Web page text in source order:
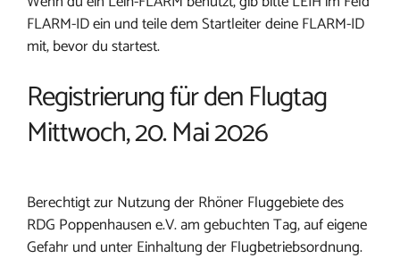
FLARM-ID ein und teile dem Startleiter deine FLARM-ID
mit, bevor du startest.
Registrierung für den Flugtag
Mittwoch, 20. Mai 2026
Berechtigt zur Nutzung der Rhöner Fluggebiete des
RDG Poppenhausen e.V. am gebuchten Tag, auf eigene
Gefahr und unter Einhaltung der Flugbetriebsordnung.